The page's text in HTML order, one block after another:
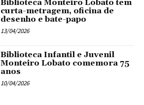
Biblioteca Monteiro Lobato tem
curta-metragem, oficina de
desenho e bate-papo
13/04/2026
Biblioteca Infantil e Juvenil
Monteiro Lobato comemora 75
anos
10/04/2026